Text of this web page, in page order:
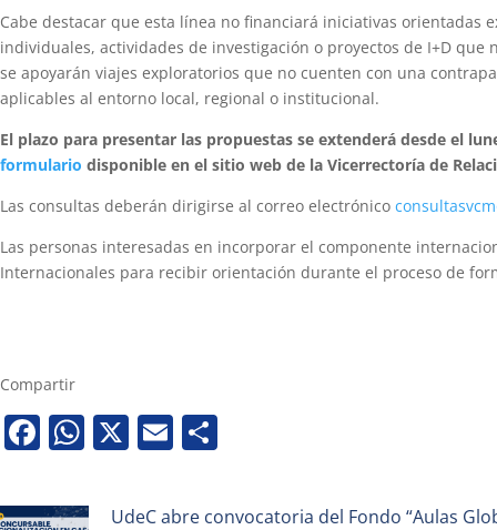
Cabe destacar que esta línea no financiará iniciativas orientadas
individuales, actividades de investigación o proyectos de I+D
se apoyarán viajes exploratorios que no cuenten con una
aplicables al entorno local, regional o institucional.
El plazo para presentar las propuestas se extenderá desde el
formulario disponible en el sitio web de la Vicerrectoría de
Las consultas deberán dirigirse al correo electrónico
Las personas interesadas en incorporar el componente
Internacionales para recibir orientación durante el proceso de
Compartir
Facebook
WhatsApp
X Email
UdeC abre convocatoria del Fondo “Aulas